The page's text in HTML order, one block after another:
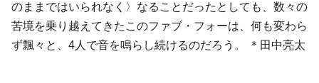
のままではいられなく〉なることだったとしても、数々の
苦境を乗り越えてきたこのファブ・フォーは、何も変わら
ず飄々と、4人で音を鳴らし続けるのだろう。 ＊田中亮太